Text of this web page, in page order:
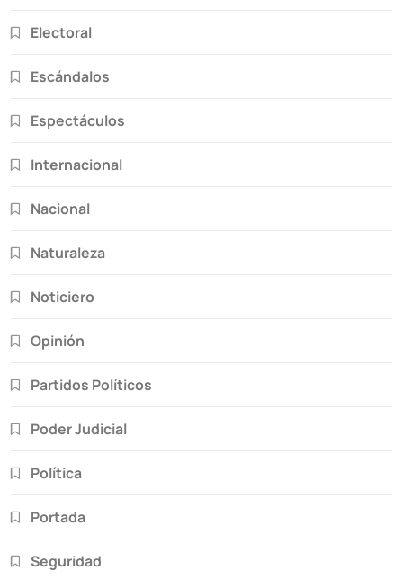
Electoral
Escándalos
Espectáculos
Internacional
Nacional
Naturaleza
Noticiero
Opinión
Partidos Políticos
Poder Judicial
Política
Portada
Seguridad